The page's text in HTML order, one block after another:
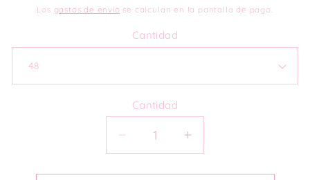
habitual
Los gastos de envío se calculan en la pantalla de pago.
Cantidad
Cantidad
Reducir
cantidad
para
Aumentar
cantidad
para